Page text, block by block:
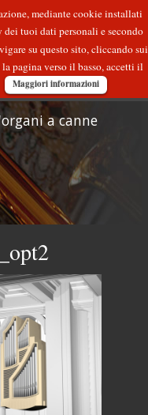
a canne
mediante cookie installati
tuoi dati personali e secondo
su questo sito, cliccando sui
pagina verso il basso, accetti il
Maggiori informazioni